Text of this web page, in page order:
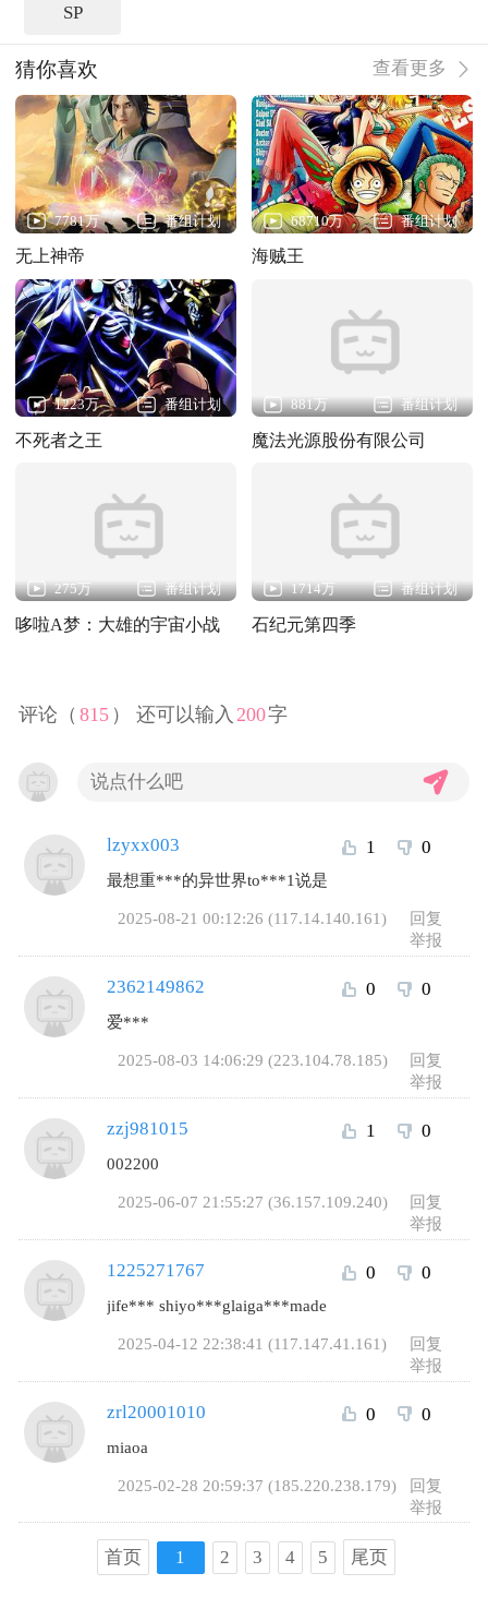
SP
猜你喜欢 查看更多
7781万 番组计划
无上神帝
68710万 番组计划
海贼王
1223万 番组计划
不死者之王
881万 番组计划
魔法光源股份有限公司
275万 番组计划
哆啦A梦：大雄的宇宙小战
1714万 番组计划
石纪元第四季
评论（ 815 ） 还可以输入 200字
lzyxx003 1 0
最想重***的异世界to***1说是
2025-08-21 00:12:26 (117.14.140.161)
回复
举报
2362149862 0 0
爱***
2025-08-03 14:06:29 (223.104.78.185)
回复
举报
zzj981015 1 0
002200
2025-06-07 21:55:27 (36.157.109.240)
回复
举报
1225271767 0 0
jife*** shiyo***glaiga***made
2025-04-12 22:38:41 (117.147.41.161)
回复
举报
zrl20001010 0 0
miaoa
2025-02-28 20:59:37 (185.220.238.179)
回复
举报
首页 1 2 3 4 5 尾页